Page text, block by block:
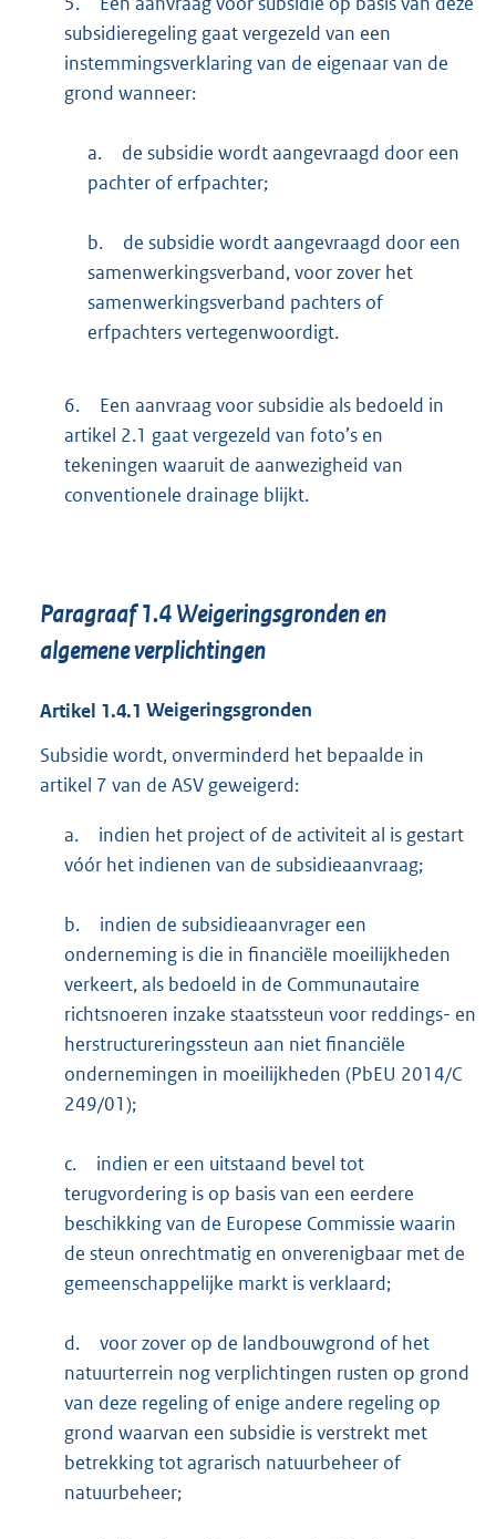
subsidieregeling gaat vergezeld van een
instemmingsverklaring van de eigenaar van de
grond wanneer:
a.
de subsidie wordt aangevraagd door een
pachter of erfpachter;
b.
de subsidie wordt aangevraagd door een
samenwerkingsverband, voor zover het
samenwerkingsverband pachters of
erfpachters vertegenwoordigt.
6.
Een aanvraag voor subsidie als bedoeld in
artikel 2.1 gaat vergezeld van foto’s en
tekeningen waaruit de aanwezigheid van
conventionele drainage blijkt.
Paragraaf 1.4Weigeringsgronden en
algemene verplichtingen
Artikel 1.4.1 Weigeringsgronden
Subsidie wordt, onverminderd het bepaalde in
artikel 7 van de ASV geweigerd:
a.
indien het project of de activiteit al is gestart
vóór het indienen van de subsidieaanvraag;
b.
indien de subsidieaanvrager een
onderneming is die in financiële moeilijkheden
verkeert, als bedoeld in de Communautaire
richtsnoeren inzake staatssteun voor reddings- en
herstructureringssteun aan niet financiële
ondernemingen in moeilijkheden (PbEU 2014/C
249/01);
c.
indien er een uitstaand bevel tot
terugvordering is op basis van een eerdere
beschikking van de Europese Commissie waarin
de steun onrechtmatig en onverenigbaar met de
gemeenschappelijke markt is verklaard;
d.
voor zover op de landbouwgrond of het
natuurterrein nog verplichtingen rusten op grond
van deze regeling of enige andere regeling op
grond waarvan een subsidie is verstrekt met
betrekking tot agrarisch natuurbeheer of
natuurbeheer;